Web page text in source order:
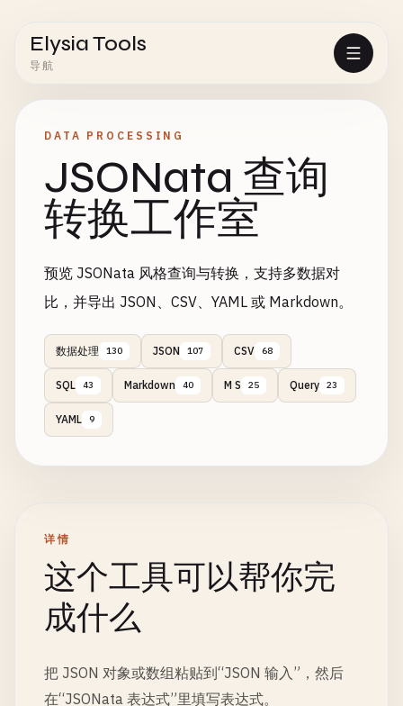
Elysia Tools
导航
DATA PROCESSING
JSONata 查询
转换工作室
预览 JSONata 风格查询与转换，支持多数据对
比，并导出 JSON、CSV、YAML 或 Markdown。
数据处理 130 JSON 107 CSV 68
SQL 43 Markdown 40 M S 25 Query 23
YAML 9
详情
这个工具可以帮你完
成什么
把 JSON 对象或数组粘贴到“JSON 输入”，然后
在“JSONata 表达式”里填写表达式。